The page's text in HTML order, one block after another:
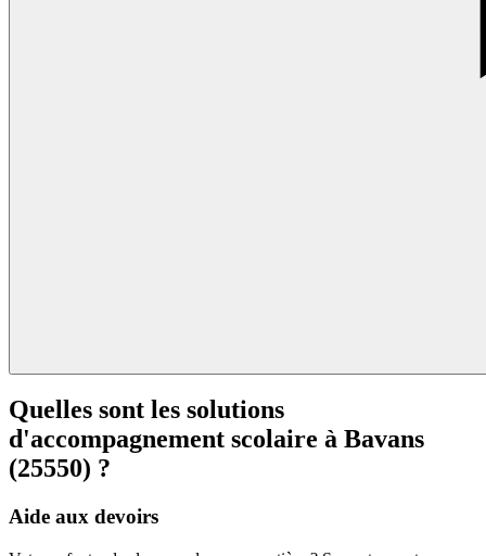
Quelles sont les solutions
d'accompagnement scolaire à Bavans
(25550) ?
Aide aux devoirs